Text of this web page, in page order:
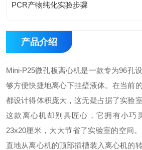
PCR产物纯化实验步骤
产品介绍
Mini-P25微孔板离心机是一款专为96孔
够方便快捷地离心下挂壁液体。在当前
都设计得体积庞大，这无疑占据了实验
这款离心机却别具匠心，它拥有小巧
23x20厘米，大大节省了实验室的空间
直地从离心机的顶部插槽装入离心机的